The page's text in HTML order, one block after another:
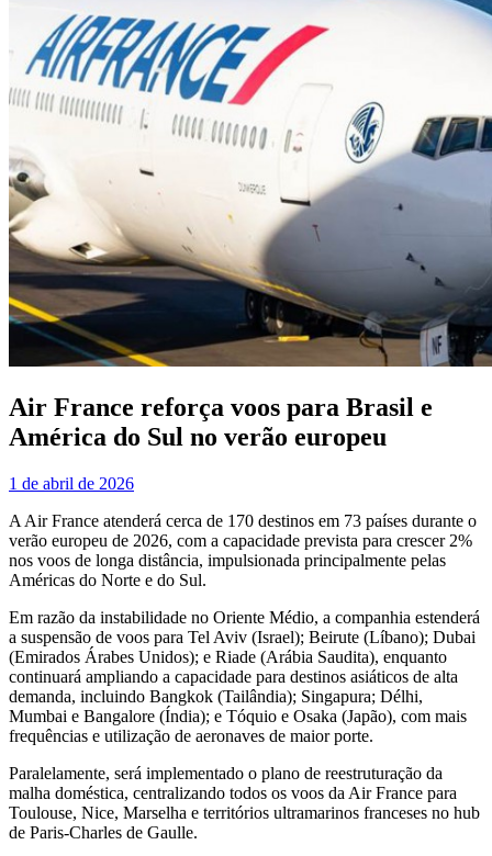
Air France reforça voos para Brasil e
América do Sul no verão europeu
1 de abril de 2026
A Air France atenderá cerca de 170 destinos em 73 países durante o
verão europeu de 2026, com a capacidade prevista para crescer 2%
nos voos de longa distância, impulsionada principalmente pelas
Américas do Norte e do Sul.
Em razão da instabilidade no Oriente Médio, a companhia estenderá
a suspensão de voos para Tel Aviv (Israel); Beirute (Líbano); Dubai
(Emirados Árabes Unidos); e Riade (Arábia Saudita), enquanto
continuará ampliando a capacidade para destinos asiáticos de alta
demanda, incluindo Bangkok (Tailândia); Singapura; Délhi,
Mumbai e Bangalore (Índia); e Tóquio e Osaka (Japão), com mais
frequências e utilização de aeronaves de maior porte.
Paralelamente, será implementado o plano de reestruturação da
malha doméstica, centralizando todos os voos da Air France para
Toulouse, Nice, Marselha e territórios ultramarinos franceses no hub
de Paris-Charles de Gaulle.